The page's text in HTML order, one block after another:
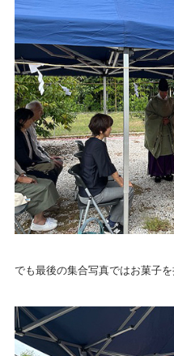
でも最後の集合写真ではお菓子